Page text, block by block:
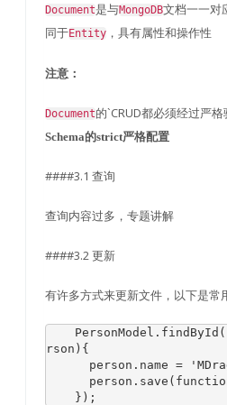
Document是与MongoDB文档一一对
同于Entity ，具有属性和操作性
注意：
Document的`CRUD都必须经过严
Schema的strict严格配置
####3.1 查询
查询内容过多，专题讲解
####3.2 更新
有许多方式来更新文件，以下是常
PersonModel . findById (
rson ){
      person
. name =
      person
. save (
});